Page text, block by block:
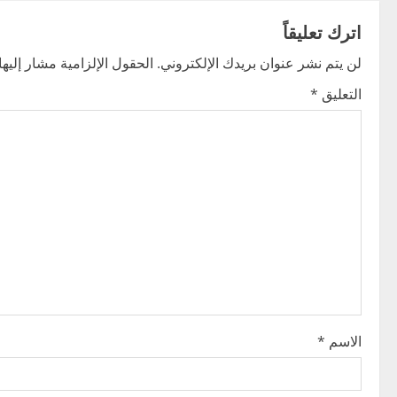
n
a
v
i
o
n
اترك تعليقاً
لن يتم نشر عنوان بريدك الإلكتروني. الحقول الإلزامية مشار
التعليق *
الاسم *